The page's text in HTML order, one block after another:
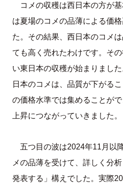
コメの収穫は西日本の方が
は夏場のコメの品薄による価
た。その結果、西日本のコメ
ても高く売れたわけです。そ
い東日本の収穫が始まりまし
日本のコメは、品質が下がる
の価格水準では集めることが
上昇につながっていきました。
五つ目の波は2024年11月以
メの品薄を受けて、詳しく分
発表する」構えでした。実際